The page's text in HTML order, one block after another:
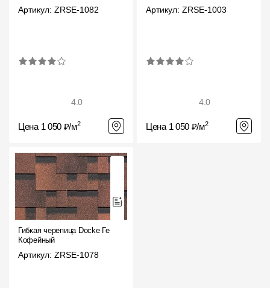
Чердачные лестницы
Документация
Документация
Инструкции по монтажу
Технические листы
Артикул: ZRSE-1082
4.0
Цена 1 050 ₽/м2
Артикул: ZRSE-1003
4.0
Цена 1 050 ₽/м2
Гибкая черепица Docke Генуя
Кофейный
Артикул: ZRSE-1078